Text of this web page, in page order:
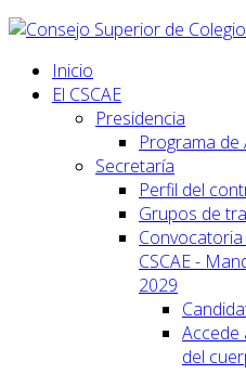
Inicio
El CSCAE
Presidencia
Programa de
Secretaría
Perfil del
Grupos de
CSCAE -
2029
Accede
del